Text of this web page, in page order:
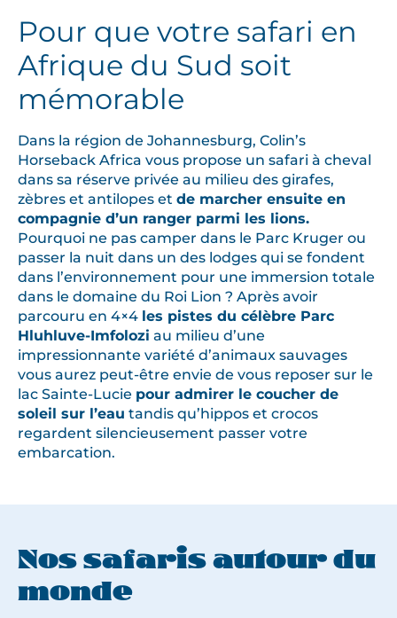
Pour que votre safari en
Afrique du Sud soit
mémorable
Dans la région de Johannesburg, Colin’s
Horseback Africa vous propose un safari à cheval
dans sa réserve privée au milieu des girafes,
zèbres et antilopes et de marcher ensuite en
compagnie d’un ranger parmi les lions.
Pourquoi ne pas camper dans le Parc Kruger ou
passer la nuit dans un des lodges qui se fondent
dans l’environnement pour une immersion totale
dans le domaine du Roi Lion ? Après avoir
parcouru en 4×4 les pistes du célèbre Parc
Hluhluve-Imfolozi au milieu d’une
impressionnante variété d’animaux sauvages
vous aurez peut-être envie de vous reposer sur le
lac Sainte-Lucie pour admirer le coucher de
soleil sur l’eau tandis qu’hippos et crocos
regardent silencieusement passer votre
embarcation.
Nos safaris autour du
monde